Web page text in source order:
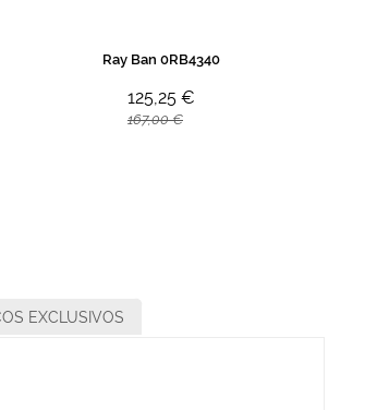
Ray Ban 0RB4340
125,25 €
167,00 €
EXCLUSIVOS